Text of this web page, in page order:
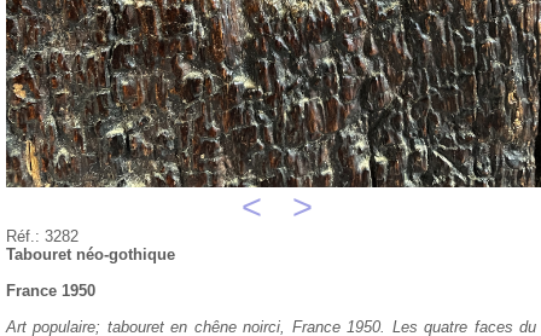
< >
Réf.: 3282
Tabouret néo-gothique
France 1950
Art populaire; tabouret en chêne noirci, France 1950. Les quatre faces du